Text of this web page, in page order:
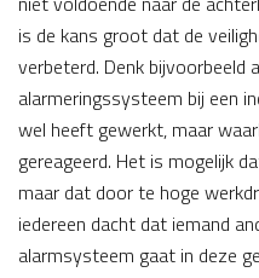
is de kans groot dat de
verbeterd. Denk bijvoorbeeld
alarmeringssysteem bij een
wel heeft gewerkt, maar
gereageerd. Het is mogelijk
maar dat door te hoge
iedereen dacht dat iemand
alarmsysteem gaat in deze